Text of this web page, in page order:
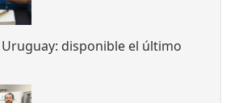
disponible el último